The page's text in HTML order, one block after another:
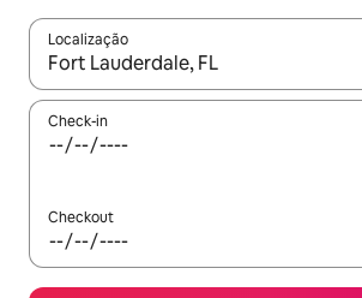
Localização
Quando os resultados estiverem
Check-in
Checkout